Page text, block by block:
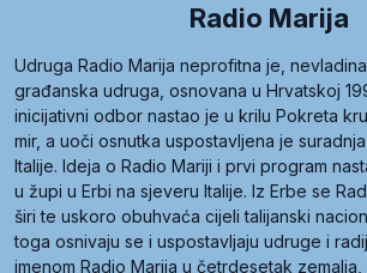
Radio Marija
Udruga Radio Marija neprofitna je,
građanska udruga, osnovana u Hrvatskoj
inicijativni odbor nastao je u krilu Pokreta
mir, a uoči osnutka uspostavljena je
Italije. Ideja o Radio Mariji i prvi program
u župi u Erbi na sjeveru Italije. Iz Erbe se
širi te uskoro obuhvaća cijeli talijanski
toga osnivaju se i uspostavljaju udruge i
imenom Radio Marija u četrdesetak